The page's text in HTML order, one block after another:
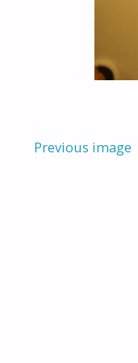
Previous image